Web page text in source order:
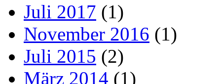
Juli 2017 (1)
November 2016 (1)
Juli 2015 (2)
März 2014 (1)